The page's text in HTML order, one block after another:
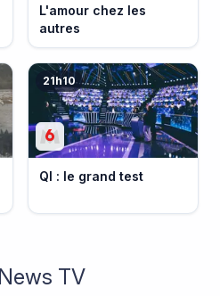
L'amour chez les
autres
21h10
QI : le grand test
TV